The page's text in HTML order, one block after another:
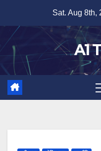
content
Sat. Aug 8th,
A1